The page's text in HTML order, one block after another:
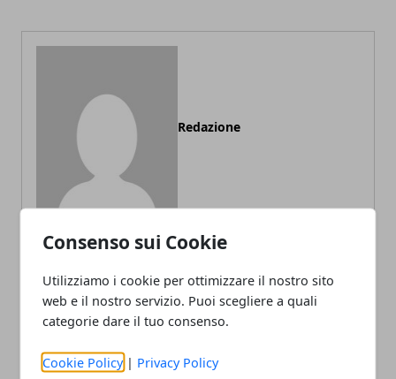
Consenso sui Cookie
Utilizziamo i cookie per ottimizzare il nostro sito
web e il nostro servizio. Puoi scegliere a quali
categorie dare il tuo consenso.
Cookie Policy | Privacy Policy
Redazione
ARTICOLI CORRELATI